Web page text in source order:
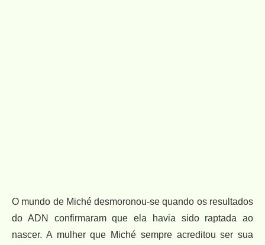
O mundo de Miché desmoronou-se quando os resultados
do ADN confirmaram que ela havia sido raptada ao
nascer. A mulher que Miché sempre acreditou ser sua